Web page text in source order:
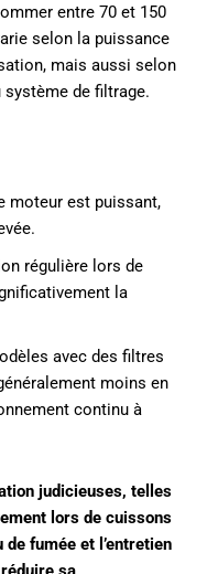
entre 70 et 150
selon la puissance
mais aussi selon
système de filtrage.
moteur est puissant,
régulière lors de
la
avec des filtres
moins en
continu à
judicieuses, telles
lors de cuissons
fumée et l’entretien